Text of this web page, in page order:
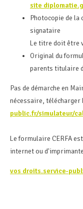
site
Photocopie de la
signataire
Le titre doit être
Original du
parents titulaire
Pas de démarche en
nécessaire, télécharger
public.fr/simulateur/
Le formulaire CERFA
internet ou
vos droits.service-